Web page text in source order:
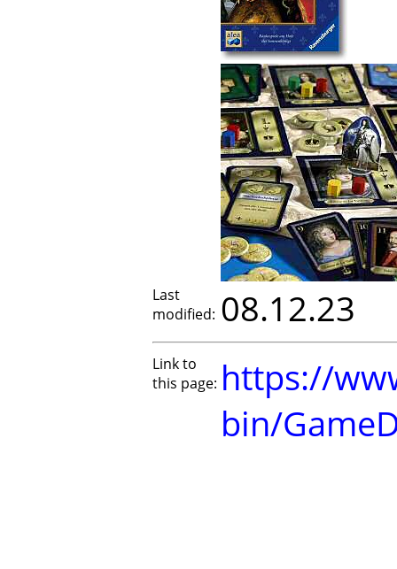
Last
modified: 08.12.23
Link to
this page: https://
bin/